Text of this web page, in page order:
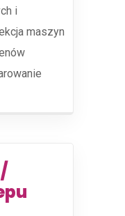
i
maszyn